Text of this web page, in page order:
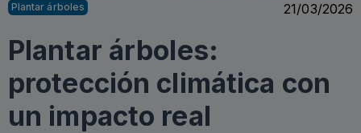
Plantar árboles 21/03/2026
Plantar árboles:
protección climática con
un impacto real